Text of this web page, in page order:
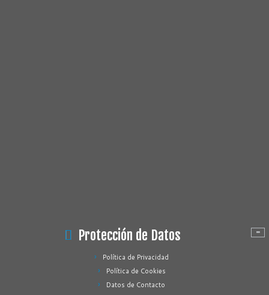
Protección de Datos
Política de Privacidad
Política de Cookies
Datos de Contacto